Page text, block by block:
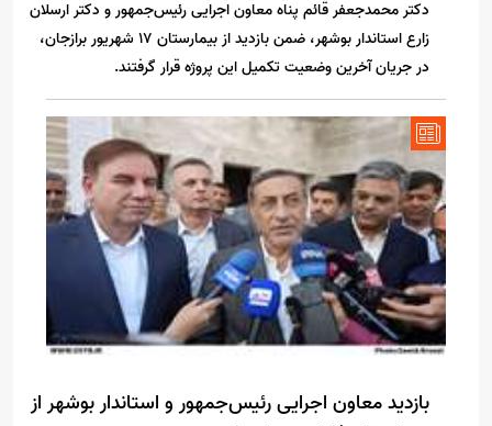
دکتر محمدجعفر قائم پناه معاون اجرایی رئیس‌جمهور و دکتر ارسلان
زارع استاندار بوشهر، ضمن بازدید از بیمارستان ۱۷ شهریور برازجان،
در جریان آخرین وضعیت تکمیل این پروژه قرار گرفتند.
بازدید معاون اجرایی رئیس‌جمهور و استاندار بوشهر از